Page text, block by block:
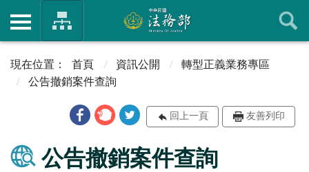
首頁 資訊公開
轉型正義業務專區
公告撤銷案件查詢
回上一頁 友善列印
公告撤銷案件查詢